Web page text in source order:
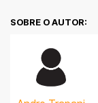
SOBRE O AUTOR: